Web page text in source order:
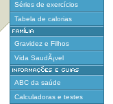
Séries de exercícios
Tabela de calorias
Gravidez e Filhos
Vida SaudÃ¡vel
ABC da saúde
Calculadoras e testes